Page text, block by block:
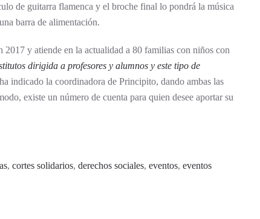
de guitarra flamenca y el broche final lo pondrá la música
barra de alimentación.
y atiende en la actualidad a 80 familias con niños con
dirigida a profesores y alumnos y este tipo de
indicado la coordinadora de Principito, dando ambas las
existe un número de cuenta para quien desee aportar su
, cortes solidarios, derechos sociales, eventos, eventos